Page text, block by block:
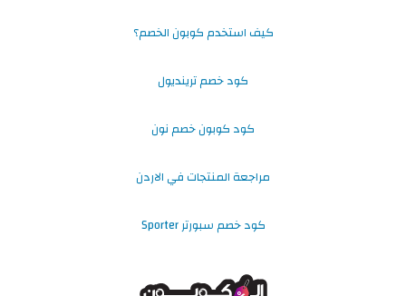
كيف استخدم كوبون الخصم؟
كود خصم ترينديول
كود كوبون خصم نون
مراجعة المنتجات في الاردن
كود خصم سبورتر Sporter